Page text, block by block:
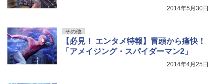
2014年5月30日
その他
【必見！ エンタメ特報】冒頭から痛快！
「アメイジング・スパイダーマン2」
2014年4月25日